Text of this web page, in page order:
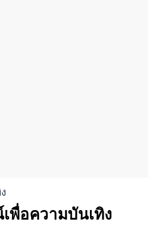
พื่อความบันเทิง